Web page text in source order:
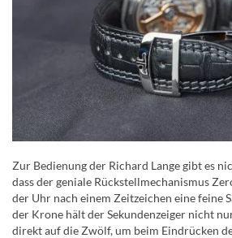
Zur Bedienung der Richard Lange gibt es
dass der geniale Rückstellmechanismus
der Uhr nach einem Zeitzeichen eine feine
der Krone hält der Sekundenzeiger nicht
direkt auf die Zwölf, um beim Eindrücken